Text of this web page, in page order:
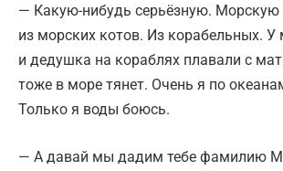
— Какую-нибудь серьёзную.
из морских котов. Из корабельных.
и дедушка на кораблях плавали с
тоже в море тянет. Очень я по
Только я воды боюсь.
— А давай мы дадим тебе фамилию